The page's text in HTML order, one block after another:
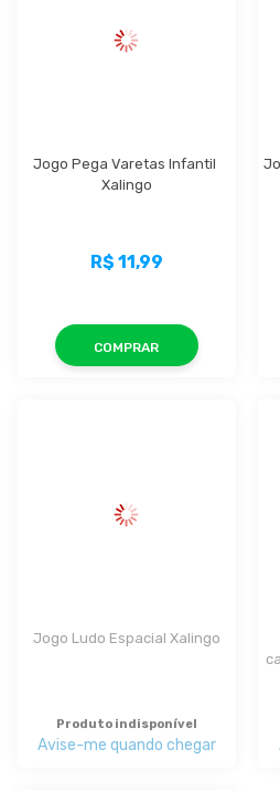
Jogo Pega Varetas Infantil
Xalingo
R$ 11,99
COMPRAR
Jogo Ludo Espacial Xalingo
Produto indisponível
Avise-me quando chegar